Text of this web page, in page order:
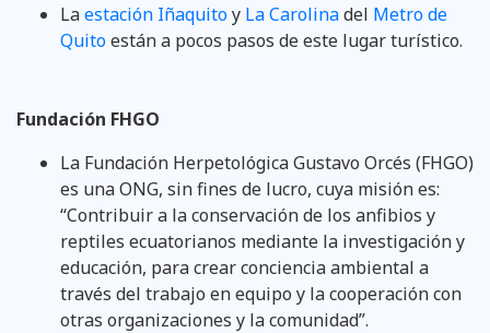
Laestación Iñaquitoy La Carolinadel Metro de
Quitoestán a pocos pasos de este lugar turístico.
Fundación FHGO
La Fundación Herpetológica Gustavo Orcés (FHGO)
es una ONG, sin fines de lucro, cuya misión es:
“Contribuir a la conservación de los anfibios y
reptiles ecuatorianos mediante la investigación y
educación, para crear conciencia ambiental a
través del trabajo en equipo y la cooperación con
otras organizaciones y la comunidad”.